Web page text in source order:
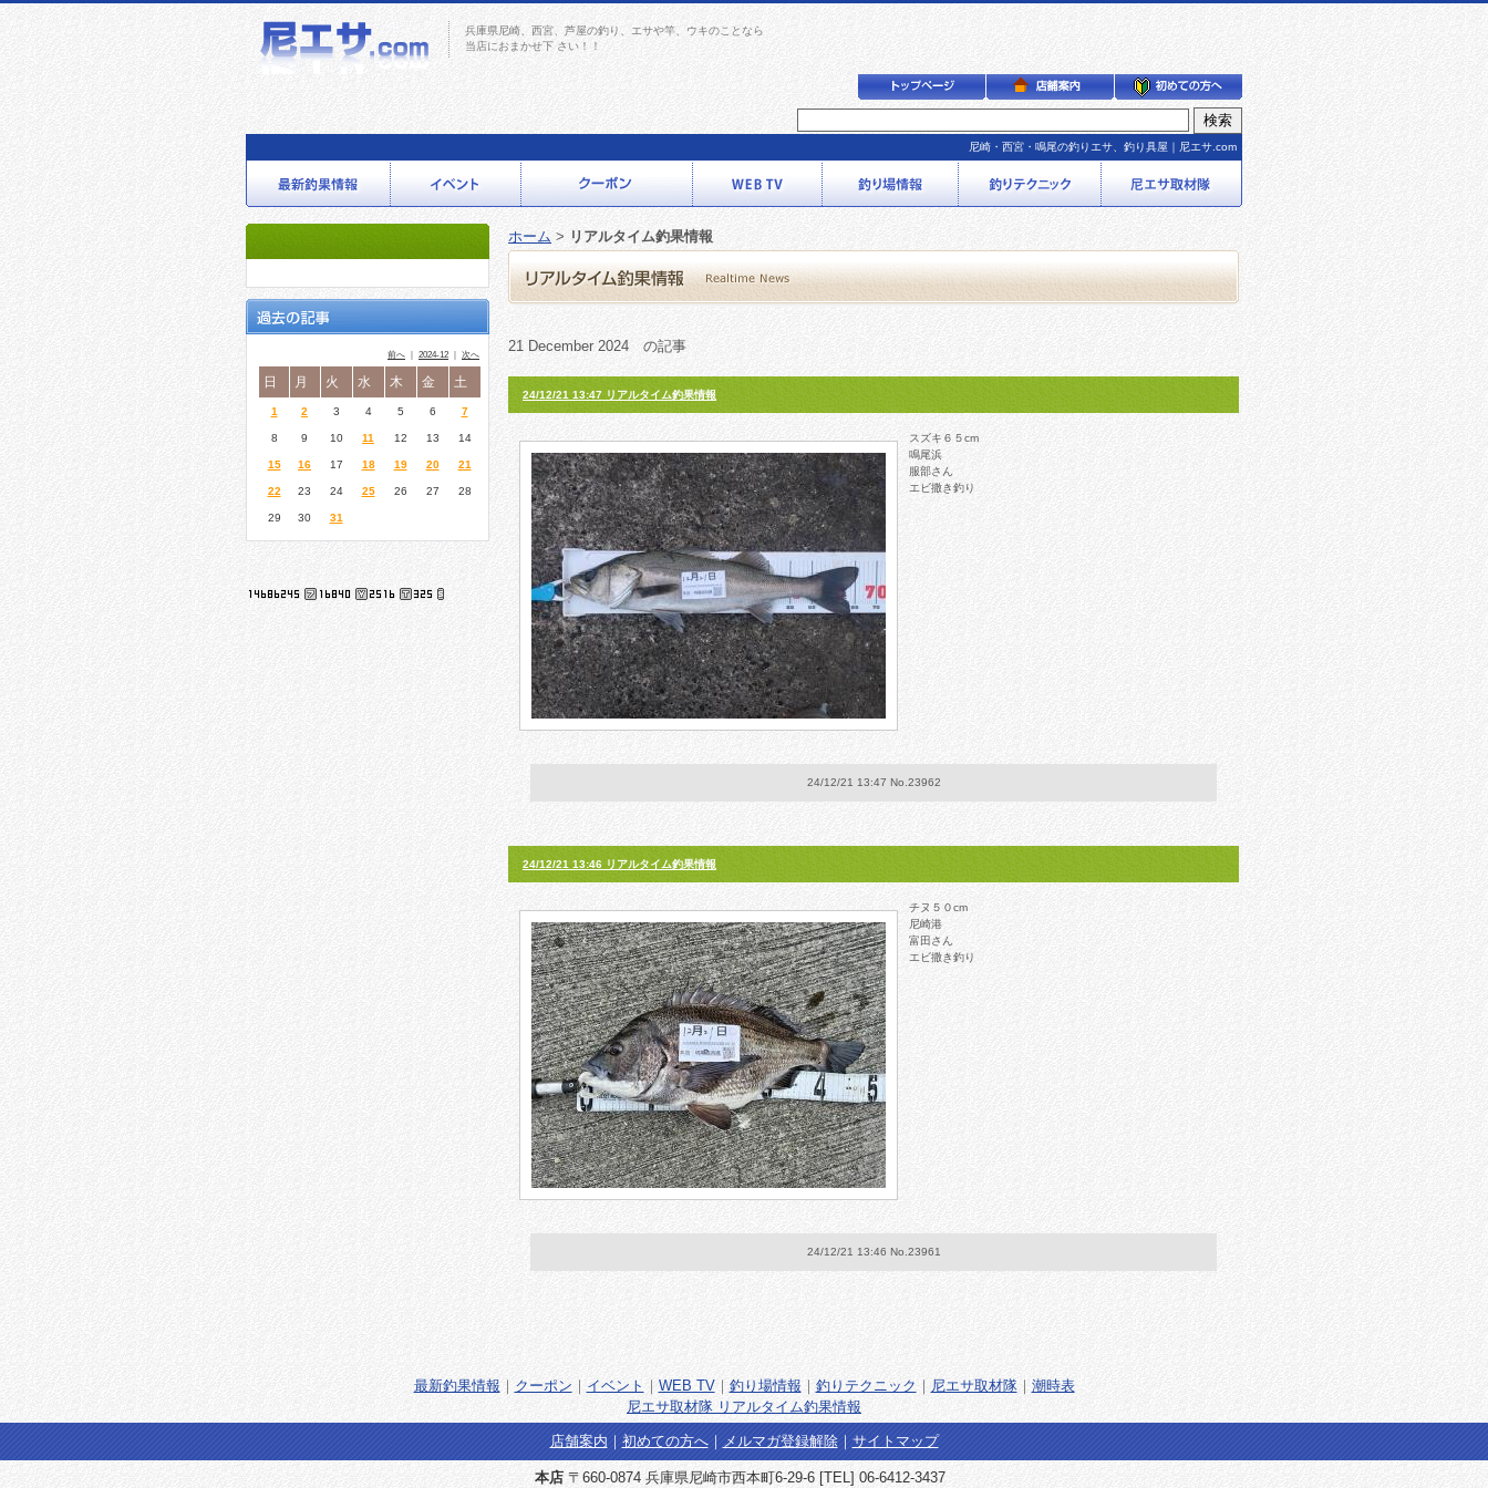
兵庫県尼崎、西宮、芦屋の釣り、エサや竿、ウキのことなら
当店におまかせ下 さい！！
尼崎・西宮・鳴尾の釣りエサ、釣り具屋｜尼エサ.com
前へ 2024-12 次へ
日 月 火 水 木 金 土
1 2 3 4 5 6 7
8 9 10 11 12 13 14
15 16 17 18 19 20 21
22 23 24 25 26 27 28
29 30 31
ホーム > リアルタイム釣果情報
21 December 2024 の記事
24/12/21 13:47 リアルタイム釣果情報
スズキ６５cm
鳴尾浜
服部さん
エビ撒き釣り
24/12/21 13:47 No.23962
24/12/21 13:46 リアルタイム釣果情報
チヌ５０cm
尼崎港
富田さん
エビ撒き釣り
24/12/21 13:46 No.23961
最新釣果情報 ｜ クーポン ｜ イベント ｜ WEB TV｜ 釣り場情報 ｜ 釣りテクニック ｜ 尼エサ取材隊｜ 潮時表
尼エサ取材隊 リアルタイム釣果情報
店舗案内 ｜ 初めての方へ｜ メルマガ登録解除｜ サイトマップ
本店〒660-0874 兵庫県尼崎市西本町6-29-6 [TEL] 06-6412-3437